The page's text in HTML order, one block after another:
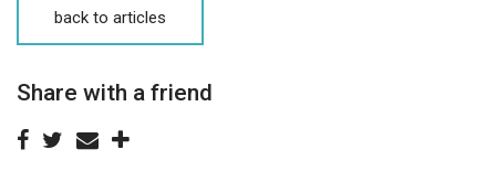
back to articles
Share with a friend